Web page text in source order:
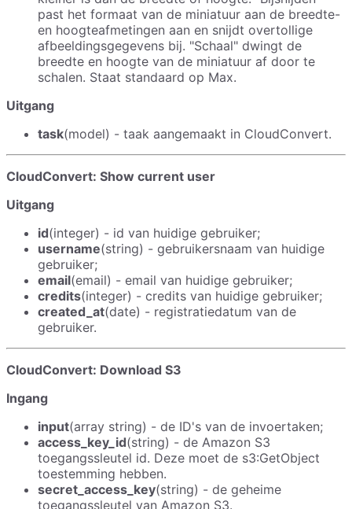
past het formaat van de miniatuur aan de breedte-
en hoogteafmetingen aan en snijdt overtollige
afbeeldingsgegevens bij. "Schaal" dwingt de
breedte en hoogte van de miniatuur af door te
schalen. Staat standaard op Max.
Uitgang
task(model) - taak aangemaakt in CloudConvert.
CloudConvert: Show current user
Uitgang
id(integer) - id van huidige gebruiker;
username(string) - gebruikersnaam van huidige
gebruiker;
email(email) - email van huidige gebruiker;
credits(integer) - credits van huidige gebruiker;
created_at(date) - registratiedatum van de
gebruiker.
CloudConvert: Download S3
Ingang
input(array string) - de ID's van de invoertaken;
access_key_id(string) - de Amazon S3
toegangssleutel id. Deze moet de s3:GetObject
toestemming hebben.
secret_access_key(string) - de geheime
toegangssleutel van Amazon S3.